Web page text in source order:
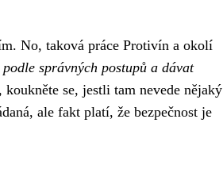
No, taková práce Protivín a okolí
správných postupů a dávat
koukněte se, jestli tam nevede nějaký
ale fakt platí, že bezpečnost je